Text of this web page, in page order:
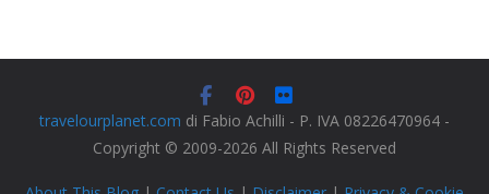
travelourplanet.com di Fabio Achilli - P. IVA 08226470964 -
Copyright © 2009-2026 All Rights Reserved